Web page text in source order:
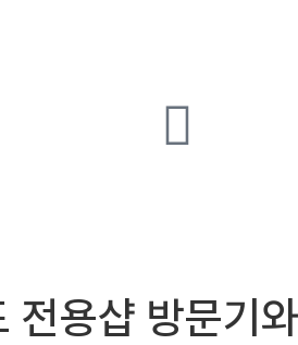
용샵 방문기